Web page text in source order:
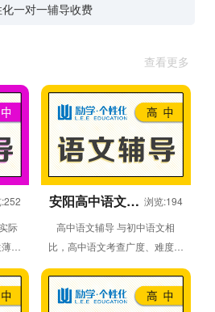
一对一辅导收费
查看更多
际
弱
，
安阳高中语文1
浏览:194
高中语文辅导 与初中语文相
比，高中语文考查广度、难度、
深度均增加。高中是语文学习的
综合延伸阶段，高中的考查不会
直接考察...